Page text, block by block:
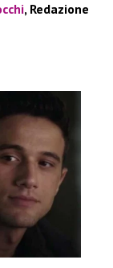
, Redazione